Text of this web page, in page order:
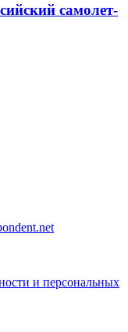
самолет-
и персональных